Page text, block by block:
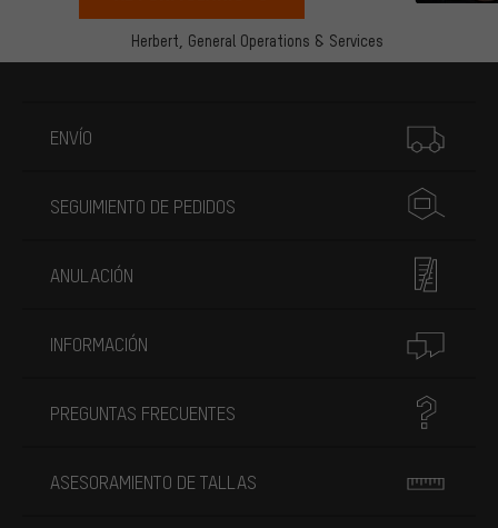
Herbert, General Operations & Services
ENVÍO
SEGUIMIENTO DE PEDIDOS
ANULACIÓN
INFORMACIÓN
PREGUNTAS FRECUENTES
ASESORAMIENTO DE TALLAS